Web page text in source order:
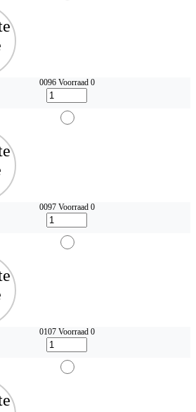
0096 Voorraad 0
0097 Voorraad 0
0107 Voorraad 0